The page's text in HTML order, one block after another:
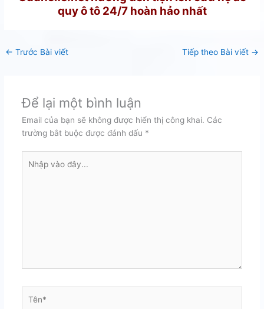
quy ô tô 24/7 hoàn hảo nhất
← Trước Bài viết Tiếp theo Bài viết →
Để lại một bình luận
Email của bạn sẽ không được hiển thị công khai. Các
trường bắt buộc được đánh dấu *
vào